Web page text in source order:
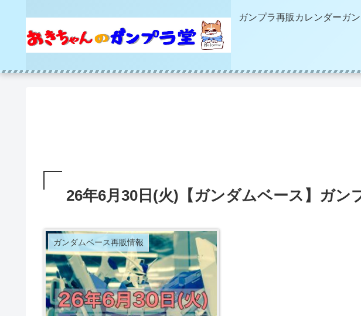
ガンプラ再販カレンダーガ
26年6月30日(火)【ガンダムベース】ガン
ガンダムベース再販情報